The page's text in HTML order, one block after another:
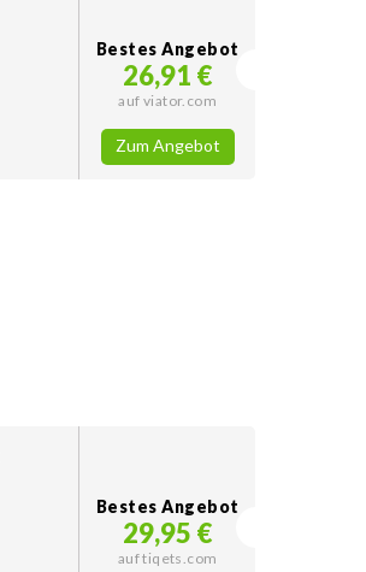
Bestes Angebot
26,91 €
auf viator.com
Zum Angebot
Bestes Angebot
29,95 €
auf tiqets.com